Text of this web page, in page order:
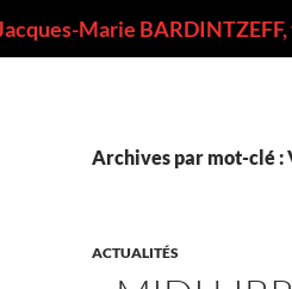
Marie
Archives par mot-clé
ACTUALITÉS